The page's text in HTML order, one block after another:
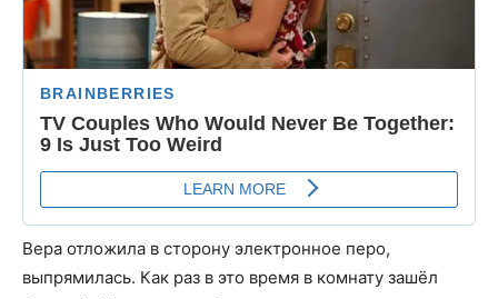
Вера отложила в сторону электронное перо,
выпрямилась. Как раз в это время в комнату зашёл